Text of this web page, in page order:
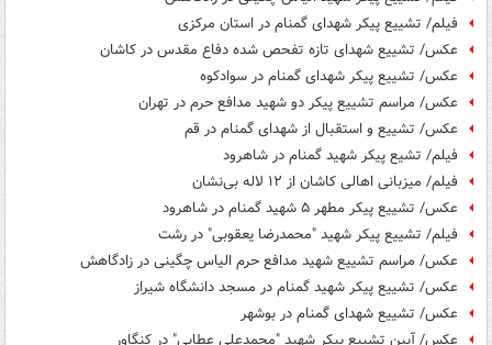
فیلم/ تشییع پیکر شهدای گمنام در استان مرکزی
عکس/ تشییع شهدای تازه تفحص شده‌ دفاع مقدس در کاشان
عکس/ تشییع پیکر شهدای گمنام در سوادکوه
عکس/ مراسم تشییع پیکر دو شهید مدافع حرم در تهران
عکس/ تشییع و استقبال از شهدای گمنام در قم
فیلم/ تشیع پیکر شهید گمنام در شاهرود
فیلم/ میزبانی اهالی کاشان از ۱۲ لاله بی‌نشان
عکس/ تشییع پیکر مطهر ۵ شهید گمنام در شاهرود
فیلم/ تشییع پیکر شهید "محمدرضا یعقوبی" در رشت
عکس/ مراسم تشییع شهید مدافع حرم الیاس چگینی در زادگاهش
عکس/ تشییع پیکر شهید گمنام در مسجد دانشگاه شیراز
عکس/ تشییع شهدای گمنام در بوشهر
عکس/ آیین تشییع پیکر شهید "محمدعلی عطایی" در کنگاور